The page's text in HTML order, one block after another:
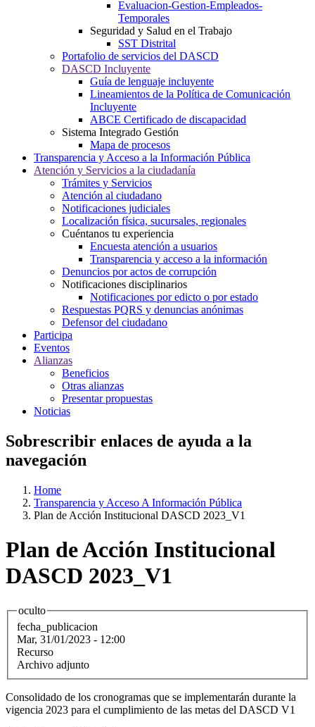
Evaluacion-Gestion-Empleados-
Temporales
Seguridad y Salud en el Trabajo
SST Distrital
Portafolio de servicios del DASCD
DASCD Incluyente
Guía de lenguaje incluyente
Lineamientos de la Política de Comunicación
Incluyente
ABCE Certificado de discapacidad
Sistema Integrado Gestión
Mapa de procesos
Transparencia y Acceso a la Información Pública
Atención y Servicios a la ciudadanía
Trámites y Servicios
Atención al ciudadano
Notificaciones judiciales
Localización física, sucursales, regionales
Cuéntanos tu experiencia
Encuesta atención a usuarios
Transparencia y acceso a la información
Denuncios por actos de corrupción
Notificaciones disciplinarios
Notificaciones por edicto o por estado
Respuestas PQRS y denuncias anónimas
Defensor del ciudadano
Participa
Eventos
Alianzas
Beneficios
Otras alianzas
Presentar propuestas
Noticias
Sobrescribir enlaces de ayuda a la
navegación
Home
Transparencia y Acceso A Información Pública
Plan de Acción Institucional DASCD 2023_V1
Plan de Acción Institucional
DASCD 2023_V1
oculto
fecha_publicacion
Mar, 31/01/2023 - 12:00
Recurso
Archivo adjunto
Consolidado de los cronogramas que se implementarán durante la
vigencia 2023 para el cumplimiento de las metas del DASCD V1